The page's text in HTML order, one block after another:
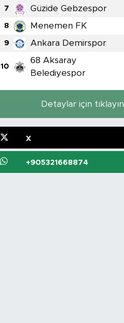
7 Güzide Gebzespor
8 Menemen FK
9 Ankara Demirspor
10
68 Aksaray
Belediyespor
Detaylar için tıklayın
X
+905321668874